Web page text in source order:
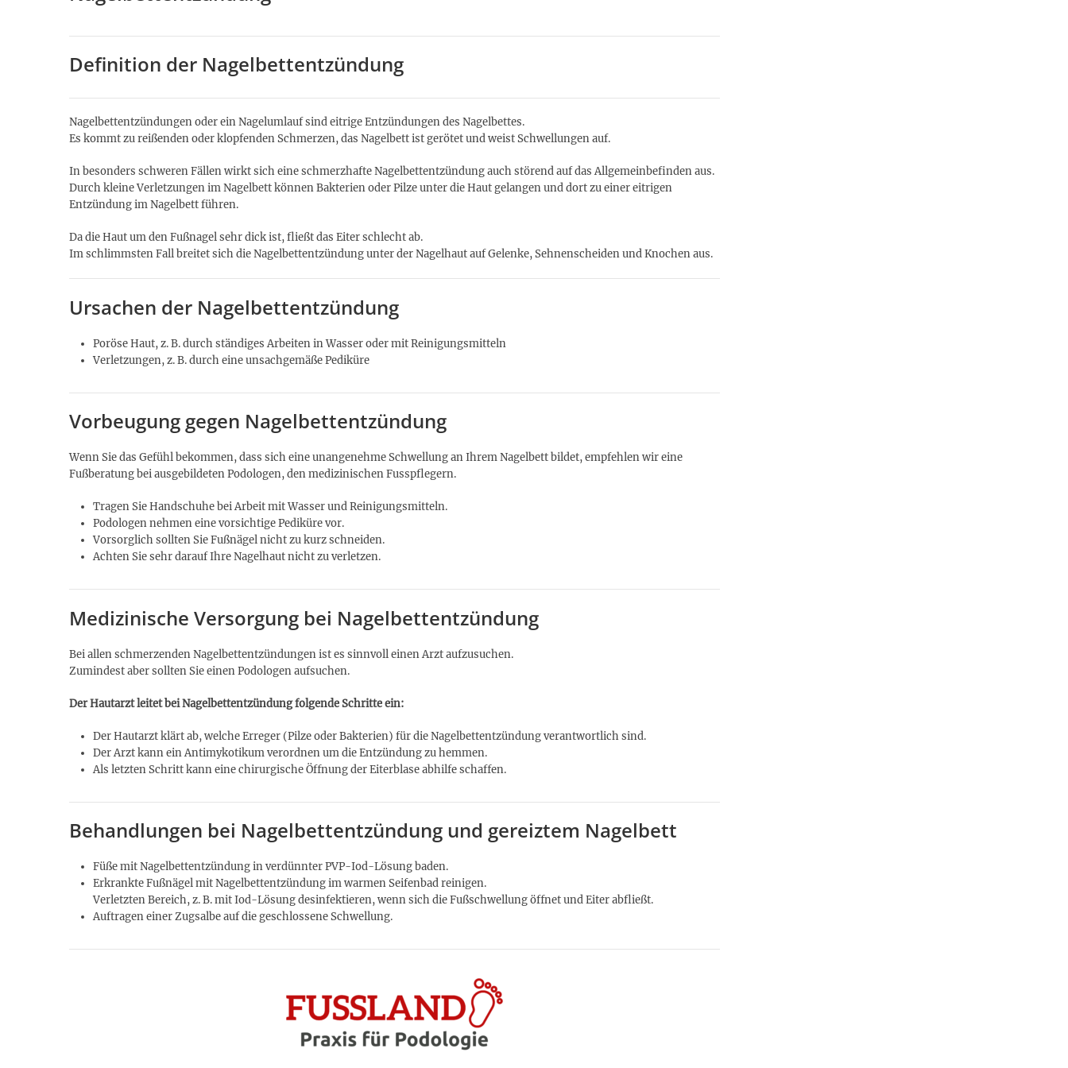
Definition der Nagelbettentzündung
Nagelbettentzündungen oder ein Nagelumlauf sind eitrige Entzündungen des Nagelbettes.
Es kommt zu reißenden oder klopfenden Schmerzen, das Nagelbett ist gerötet und weist Schwellungen auf.
In besonders schweren Fällen wirkt sich eine schmerzhafte Nagelbettentzündung auch störend auf das Allgemeinbefinden aus.
Durch kleine Verletzungen im Nagelbett können Bakterien oder Pilze unter die Haut gelangen und dort zu einer eitrigen
Entzündung im Nagelbett führen.
Da die Haut um den Fußnagel sehr dick ist, fließt das Eiter schlecht ab.
Im schlimmsten Fall breitet sich die Nagelbettentzündung unter der Nagelhaut auf Gelenke, Sehnenscheiden und Knochen aus.
Ursachen der Nagelbettentzündung
Poröse Haut, z. B. durch ständiges Arbeiten in Wasser oder mit Reinigungsmitteln
Verletzungen, z. B. durch eine unsachgemäße Pediküre
Vorbeugung gegen Nagelbettentzündung
Wenn Sie das Gefühl bekommen, dass sich eine unangenehme Schwellung an Ihrem Nagelbett bildet, empfehlen wir eine
Fußberatung bei ausgebildeten Podologen, den medizinischen Fusspflegern.
Tragen Sie Handschuhe bei Arbeit mit Wasser und Reinigungsmitteln.
Podologen nehmen eine vorsichtige Pediküre vor.
Vorsorglich sollten Sie Fußnägel nicht zu kurz schneiden.
Achten Sie sehr darauf Ihre Nagelhaut nicht zu verletzen.
Medizinische Versorgung bei Nagelbettentzündung
Bei allen schmerzenden Nagelbettentzündungen ist es sinnvoll einen Arzt aufzusuchen.
Zumindest aber sollten Sie einen Podologen aufsuchen.
Der Hautarzt leitet bei Nagelbettentzündung folgende Schritte ein:
Der Hautarzt klärt ab, welche Erreger (Pilze oder Bakterien) für die Nagelbettentzündung verantwortlich sind.
Der Arzt kann ein Antimykotikum verordnen um die Entzündung zu hemmen.
Als letzten Schritt kann eine chirurgische Öffnung der Eiterblase abhilfe schaffen.
Behandlungen bei Nagelbettentzündung und gereiztem Nagelbett
Füße mit Nagelbettentzündung in verdünnter PVP-Iod-Lösung baden.
Erkrankte Fußnägel mit Nagelbettentzündung im warmen Seifenbad reinigen.
Verletzten Bereich, z. B. mit Iod-Lösung desinfektieren, wenn sich die Fußschwellung öffnet und Eiter abfließt.
Auftragen einer Zugsalbe auf die geschlossene Schwellung.